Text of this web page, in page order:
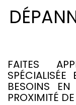
FAITES
BESOINS EN
PROXIMITÉ